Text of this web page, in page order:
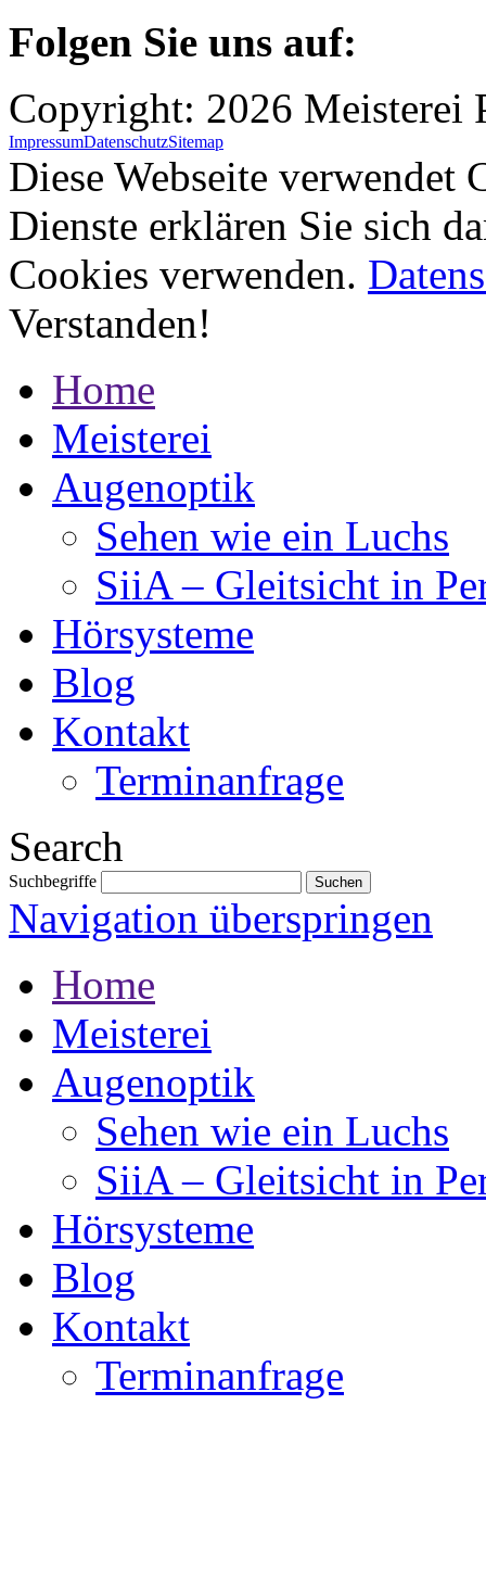
Folgen Sie uns auf:
Copyright: 2026 Meisterei
ImpressumDatenschutzSitemap
Diese Webseite
Dienste erklären Sie sich
Cookies verwenden.
Verstanden!
Home
Meisterei
Augenoptik
Sehen wie ein Luchs
SiiA – Gleitsicht in
Hörsysteme
Blog
Kontakt
Terminanfrage
Search
Suchbegriffe
Navigation überspringen
Home
Meisterei
Augenoptik
Sehen wie ein Luchs
SiiA – Gleitsicht in
Hörsysteme
Blog
Kontakt
Terminanfrage